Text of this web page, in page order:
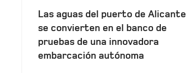
Las aguas del puerto de Alicante
se convierten en el banco de
pruebas de una innovadora
embarcación autónoma